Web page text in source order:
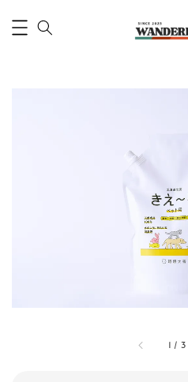
1 / 3